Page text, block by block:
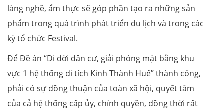
làng nghề, ẩm thực sẽ góp phần tạo ra những sản
phẩm trong quá trình phát triển du lịch và trong các
kỳ tổ chức Festival.
Để Đề án “Di dời dân cư, giải phóng mặt bằng khu
vực 1 hệ thống di tích Kinh Thành Huế” thành công,
phải có sự đồng thuận của toàn xã hội, quyết tâm
của cả hệ thống cấp ủy, chính quyền, đồng thời rất